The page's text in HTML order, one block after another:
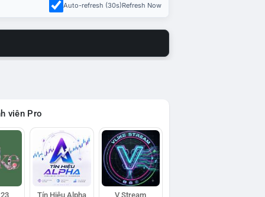
Auto-refresh (30s)Refresh Now
viên Pro
Tín Hiệu Alpha V Stream